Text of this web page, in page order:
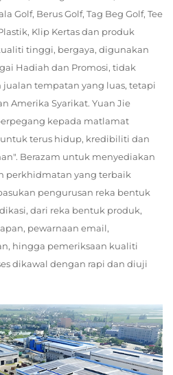
Golf, Berus Golf, Tag Beg Golf, Tee
Klip Kertas dan produk
tinggi, bergaya, digunakan
Hadiah dan Promosi, tidak
tempatan yang luas, tetapi
Amerika Syarikat. Yuan Jie
kepada matlamat
terus hidup, kredibiliti dan
Berazam untuk menyediakan
perkhidmatan yang terbaik
pengurusan reka bentuk
dari reka bentuk produk,
pewarnaan email,
hingga pemeriksaan kualiti
dikawal dengan rapi dan diuji